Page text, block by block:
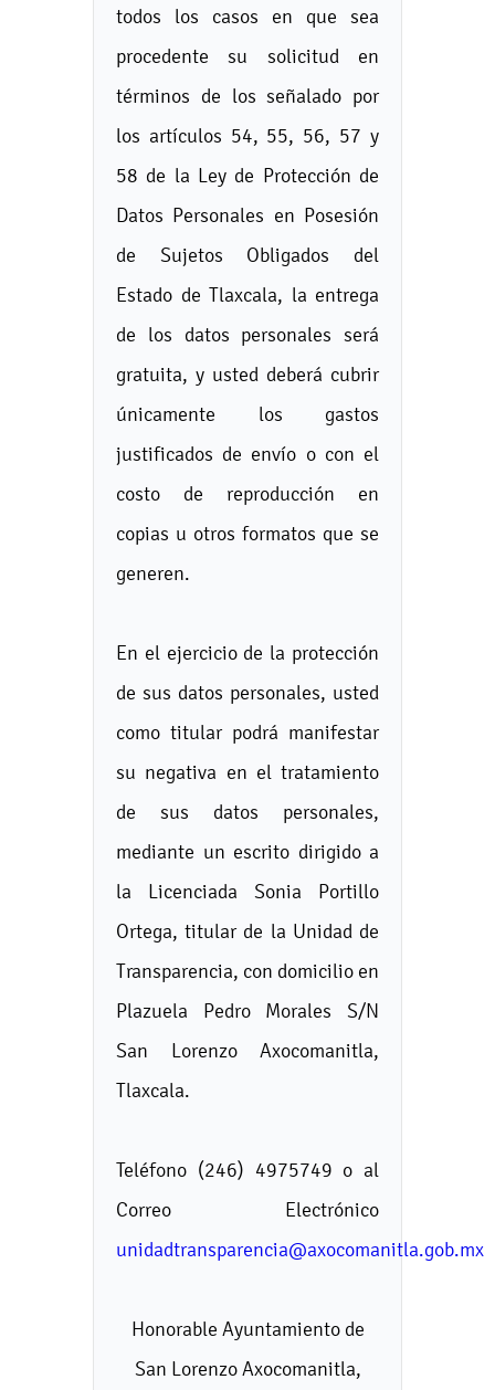
todos los casos en que sea
procedente su solicitud en
términos de los señalado por
los artículos 54, 55, 56, 57 y
58 de la Ley de Protección de
Datos Personales en Posesión
de Sujetos Obligados del
Estado de Tlaxcala, la entrega
de los datos personales será
gratuita, y usted deberá cubrir
únicamente los gastos
justificados de envío o con el
costo de reproducción en
copias u otros formatos que se
generen.
En el ejercicio de la protección
de sus datos personales, usted
como titular podrá manifestar
su negativa en el tratamiento
de sus datos personales,
mediante un escrito dirigido a
la Licenciada Sonia Portillo
Ortega, titular de la Unidad de
Transparencia, con domicilio en
Plazuela Pedro Morales S/N
San Lorenzo Axocomanitla,
Tlaxcala.
Teléfono (246) 4975749 o al
Correo Electrónico
unidadtransparencia@axocomanitla.gob.mx
Honorable Ayuntamiento de
San Lorenzo Axocomanitla,